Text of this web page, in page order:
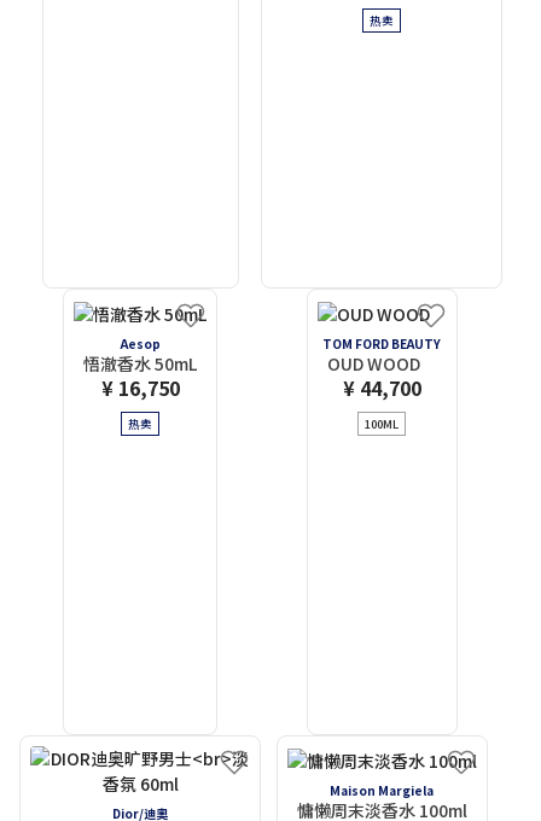
热卖
Aesop
悟澈香水 50mL
¥ 16,750
热卖
TOM FORD BEAUTY
OUD WOOD
¥ 44,700
100ML
Dior/迪奧
Maison Margiela
慵懒周末淡香水 100ml